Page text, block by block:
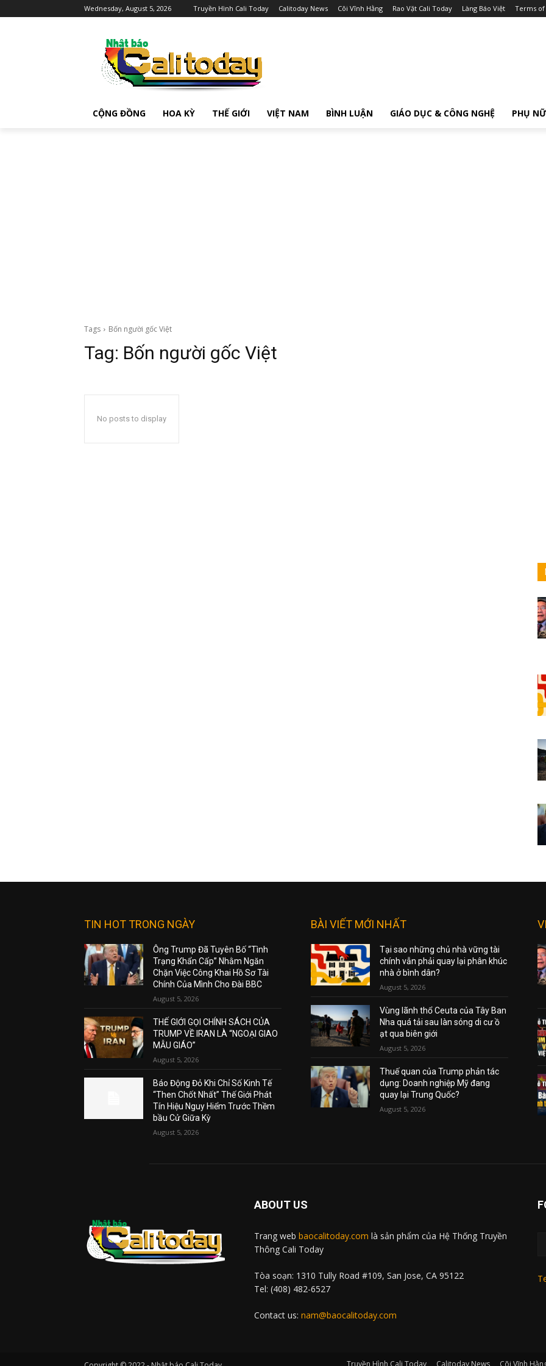
Wednesday, August 5, 2026 Truyền Hình Cali Today Calitoday News Cõi Vĩnh Hằng Rao Vặt Cali Today Làng Báo Việt Terms of
CỘNG ĐỒNG HOA KỲ THẾ GIỚI VIỆT NAM BÌNH LUẬN GIÁO DỤC & CÔNG NGHỆ PHỤ NỮ
Tags Bốn người gốc Việt
Tag: Bốn người gốc Việt
No posts to display
TIN HOT TRONG NGÀY
Ông Trump Đã Tuyên Bố “Tình
Trạng Khẩn Cấp” Nhằm Ngăn
Chặn Việc Công Khai Hồ Sơ Tài
Chính Của Mình Cho Đài BBC
August 5, 2026
THẾ GIỚI GỌI CHÍNH SÁCH CỦA
TRUMP VỀ IRAN LÀ “NGOẠI GIAO
MẪU GIÁO”
August 5, 2026
Báo Động Đỏ Khi Chỉ Số Kinh Tế
“Then Chốt Nhất” Thế Giới Phát
Tín Hiệu Nguy Hiểm Trước Thềm
bầu Cử Giữa Kỳ
August 5, 2026
BÀI VIẾT MỚI NHẤT
Tại sao những chủ nhà vững tài
chính vẫn phải quay lại phân khúc
nhà ở bình dân?
August 5, 2026
Vùng lãnh thổ Ceuta của Tây Ban
Nha quá tải sau làn sóng di cư ồ
ạt qua biên giới
August 5, 2026
Thuế quan của Trump phản tác
dụng: Doanh nghiệp Mỹ đang
quay lại Trung Quốc?
August 5, 2026
ABOUT US
Trang web baocalitoday.com là sản phẩm của Hệ Thống Truyền
Thông Cali Today
Tòa soạn: 1310 Tully Road #109, San Jose, CA 95122
Tel: (408) 482-6527
Contact us: nam@baocalitoday.com
Truyền Hình Cali Today Calitoday News Cõi Vĩnh